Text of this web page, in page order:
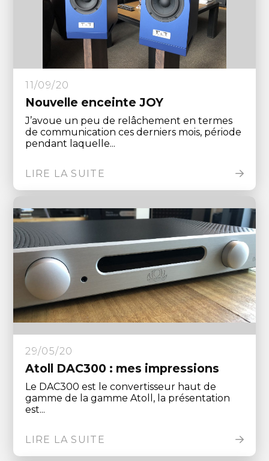
11/09/20
Nouvelle enceinte JOY
J’avoue un peu de relâchement en termes
de communication ces derniers mois, période
pendant laquelle...
LIRE LA SUITE
29/05/20
Atoll DAC300 : mes impressions
Le DAC300 est le convertisseur haut de
gamme de la gamme Atoll, la présentation
est...
LIRE LA SUITE